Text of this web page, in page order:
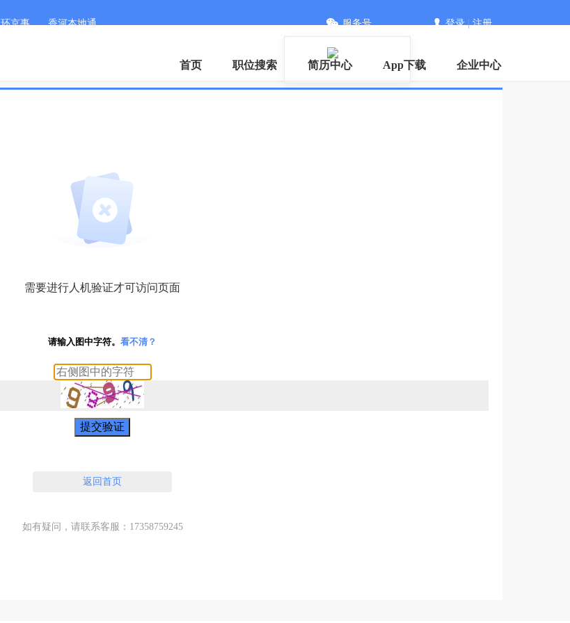
环京事 香河本地通 服务号 登录|注册
首页 职位搜索 简历中心 App下载 企业中心
需要进行人机验证才可访问页面
请输入图中字符。 看不清？
提交验证
返回首页
如有疑问，请联系客服：17358759245